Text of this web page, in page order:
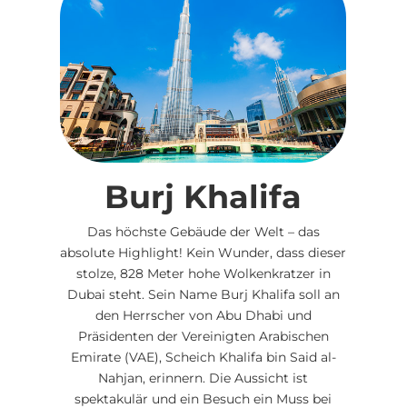
Burj Khalifa
Das höchste Gebäude der Welt – das
absolute Highlight! Kein Wunder, dass dieser
stolze, 828 Meter hohe Wolkenkratzer in
Dubai steht. Sein Name Burj Khalifa soll an
den Herrscher von Abu Dhabi und
Präsidenten der Vereinigten Arabischen
Emirate (VAE), Scheich Khalifa bin Said al-
Nahjan, erinnern. Die Aussicht ist
spektakulär und ein Besuch ein Muss bei